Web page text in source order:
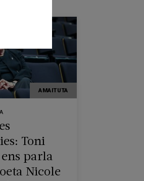
AMAITUTA
Toni
ens parla
Nicole